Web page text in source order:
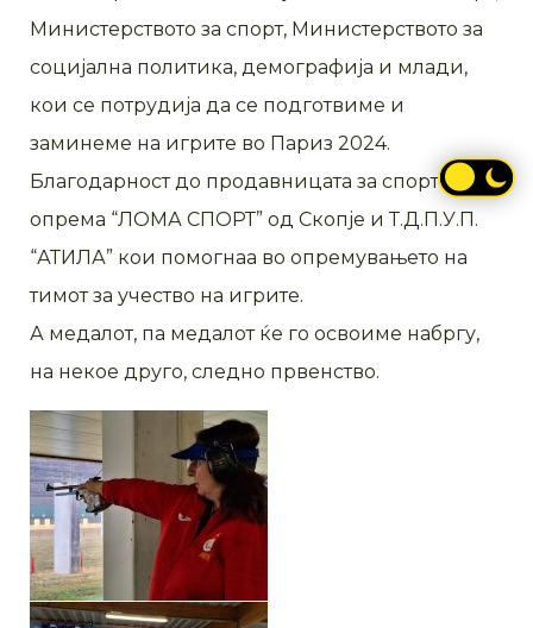
Министерството за спорт, Министерството за
социјална политика, демографија и млади,
кои се потрудија да се подготвиме и
заминеме на игрите во Париз 2024.
Благодарност до продавницата за спортска
опрема “ЛОМА СПОРТ” од Скопје и Т.Д.П.У.П.
“АТИЛА” кои помогнаа во опремувањето на
тимот за учество на игрите.
А медалот, па медалот ќе го освоиме набргу,
на некое друго, следно првенство.